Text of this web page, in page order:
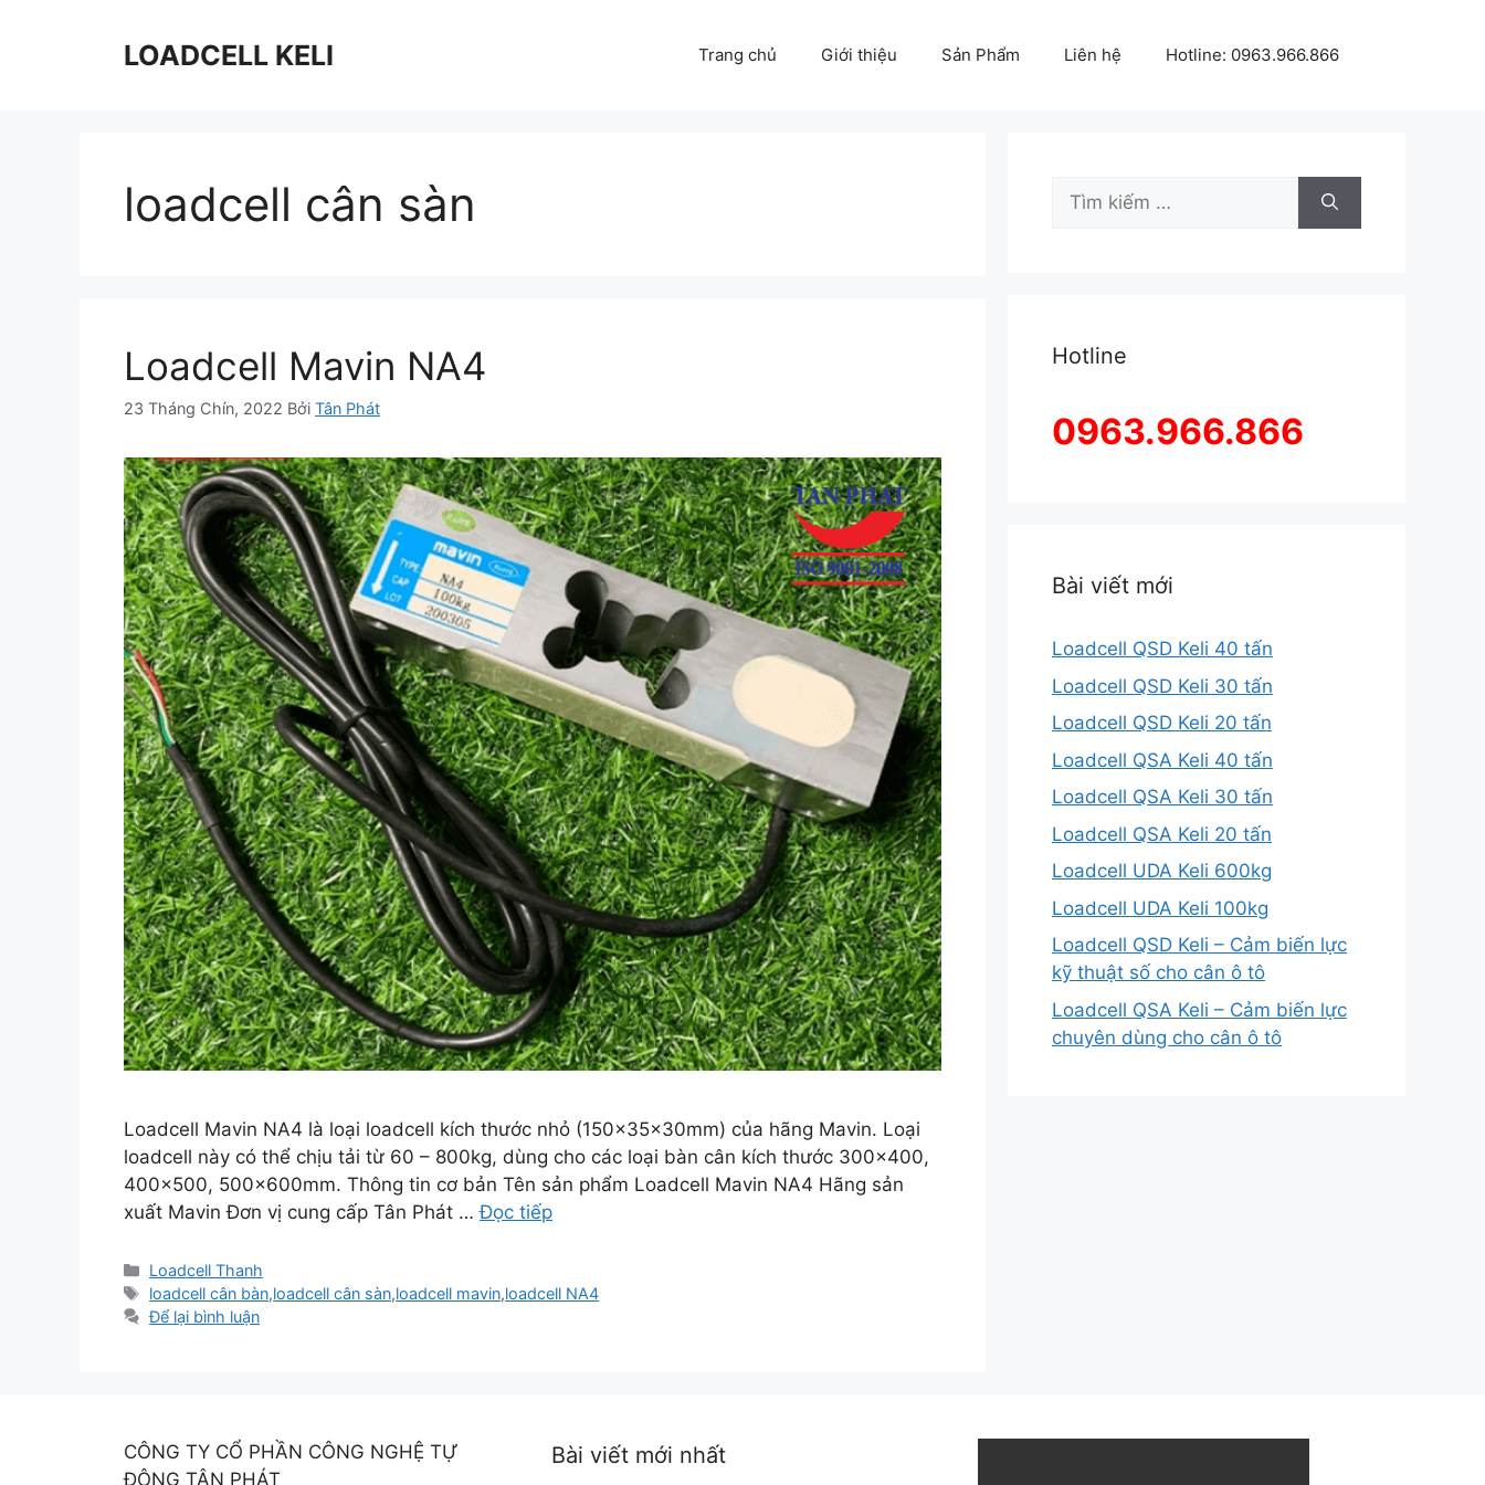
LOADCELL KELI Trang chủ Giới thiệu Sản Phẩm Liên hệ Hotline: 0963.966.866
loadcell cân sàn
Loadcell Mavin NA4
23 Tháng Chín, 2022 Bởi Tân Phát
Loadcell Mavin NA4 là loại loadcell kích thước nhỏ (150x35x30mm) của hãng Mavin. Loại
loadcell này có thể chịu tải từ 60 – 800kg, dùng cho các loại bàn cân kích thước 300×400,
400×500, 500x600mm. Thông tin cơ bản Tên sản phẩm Loadcell Mavin NA4 Hãng sản
xuất Mavin Đơn vị cung cấp Tân Phát …Đọc tiếp
Danh
mục
Loadcell Thanh
Thẻ
loadcell cân bàn,loadcell cân sàn,loadcell mavin,loadcell NA4
Để lại bình luận
Tìm
Hotline
0963.966.866
Bài viết mới
Loadcell QSD Keli 40 tấn
Loadcell QSD Keli 30 tấn
Loadcell QSD Keli 20 tấn
Loadcell QSA Keli 40 tấn
Loadcell QSA Keli 30 tấn
Loadcell QSA Keli 20 tấn
Loadcell UDA Keli 600kg
Loadcell UDA Keli 100kg
Loadcell QSD Keli – Cảm biến lực
kỹ thuật số cho cân ô tô
Loadcell QSA Keli – Cảm biến lực
chuyên dùng cho cân ô tô
CÔNG TY CỔ PHẦN CÔNG NGHỆ TỰ
ĐỘNG TÂN PHÁT
Bài viết mới nhất